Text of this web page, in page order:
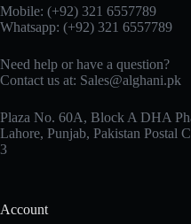
Mobile: (+92) 321 6557789
Whatsapp: (+92) 321 6557789
Need help or have a question?
Contact us at: Sales@alghani.pk
Plaza No. 60A, Block A DHA
Lahore, Punjab, Pakistan Postal
3
Account